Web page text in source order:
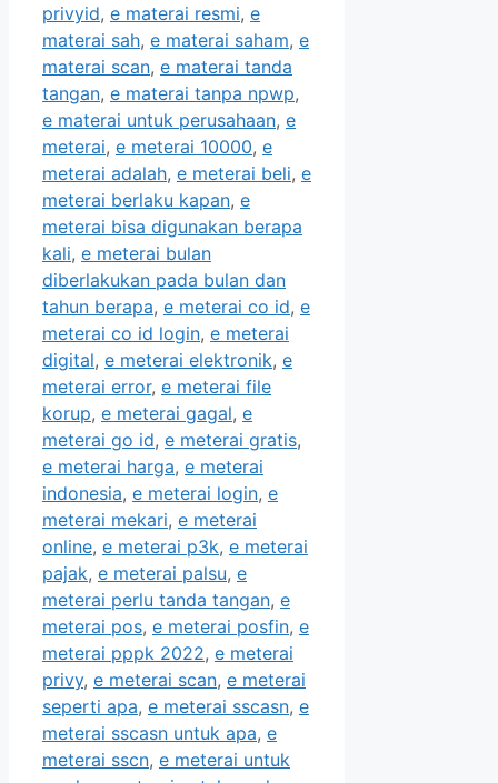
privyid, e materai resmi, e
materai sah, e materai saham, e
materai scan, e materai tanda
tangan, e materai tanpa npwp,
e materai untuk perusahaan, e
meterai, e meterai 10000, e
meterai adalah, e meterai beli, e
meterai berlaku kapan, e
meterai bisa digunakan berapa
kali, e meterai bulan
diberlakukan pada bulan dan
tahun berapa, e meterai co id, e
meterai co id login, e meterai
digital, e meterai elektronik, e
meterai error, e meterai file
korup, e meterai gagal, e
meterai go id, e meterai gratis,
e meterai harga, e meterai
indonesia, e meterai login, e
meterai mekari, e meterai
online, e meterai p3k, e meterai
pajak, e meterai palsu, e
meterai perlu tanda tangan, e
meterai pos, e meterai posfin, e
meterai pppk 2022, e meterai
privy, e meterai scan, e meterai
seperti apa, e meterai sscasn, e
meterai sscasn untuk apa, e
meterai sscn, e meterai untuk